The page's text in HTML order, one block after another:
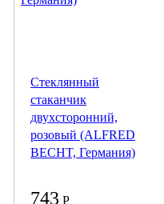
Cтеклянный
стаканчик
двухсторонний,
розовый (ALFRED
BECHT, Германия)
743 Р